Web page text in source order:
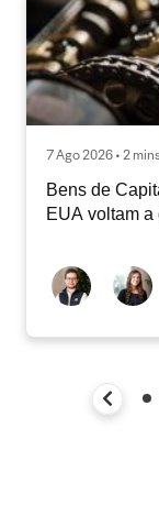
7 Ago 2026 • 2
Bens de
EUA voltam